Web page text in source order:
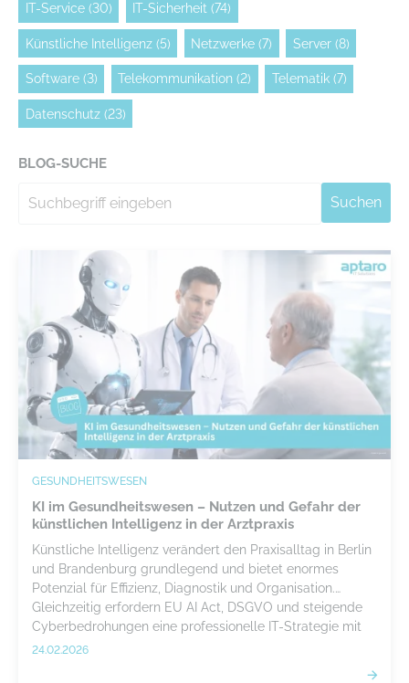
IT-Service (30) IT-Sicherheit (74)
Künstliche Intelligenz (5) Netzwerke (7) Server (8)
Software (3) Telekommunikation (2) Telematik (7)
Datenschutz (23)
BLOG-SUCHE
Suchen
GESUNDHEITSWESEN
KI im Gesundheitswesen – Nutzen und Gefahr der
künstlichen Intelligenz in der Arztpraxis
Künstliche Intelligenz verändert den Praxisalltag in Berlin
und Brandenburg grundlegend und bietet enormes
Potenzial für Effizienz, Diagnostik und Organisation.
Gleichzeitig erfordern EU AI Act, DSGVO und steigende
Cyberbedrohungen eine professionelle IT-Strategie mit
klaren Sicherheitsstandards.
24.02.2026